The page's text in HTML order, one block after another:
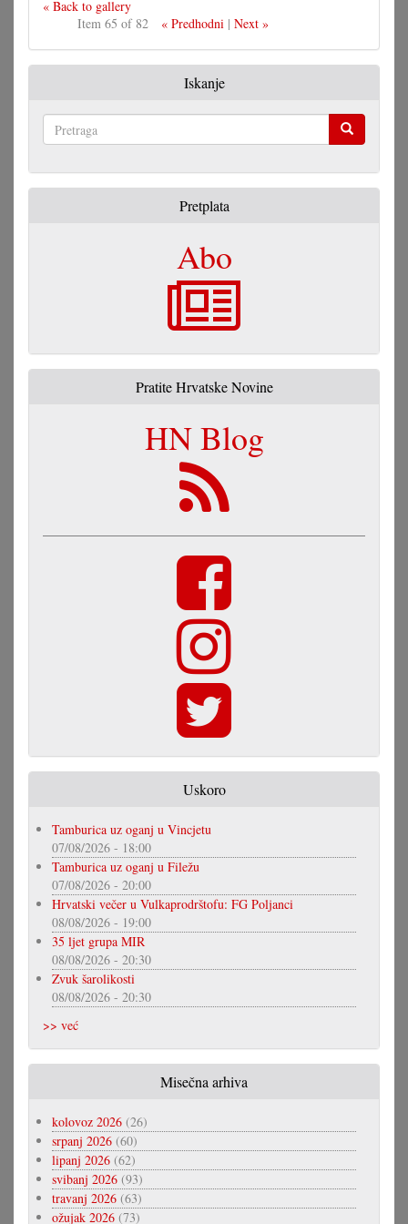
« Back to gallery
Item 65 of 82
« Predhodni| Next »
Iskanje
Pretplata
Abo
Pratite Hrvatske Novine
HN Blog
Uskoro
Tamburica uz oganj u Vincjetu
07/08/2026 - 18:00
Tamburica uz oganj u Filežu
07/08/2026 - 20:00
Hrvatski večer u Vulkaprodrštofu: FG Poljanci
08/08/2026 - 19:00
35 ljet grupa MIR
08/08/2026 - 20:30
Zvuk šarolikosti
08/08/2026 - 20:30
>> već
Misečna arhiva
kolovoz 2026 (26)
srpanj 2026 (60)
lipanj 2026 (62)
svibanj 2026 (93)
travanj 2026 (63)
ožujak 2026 (73)